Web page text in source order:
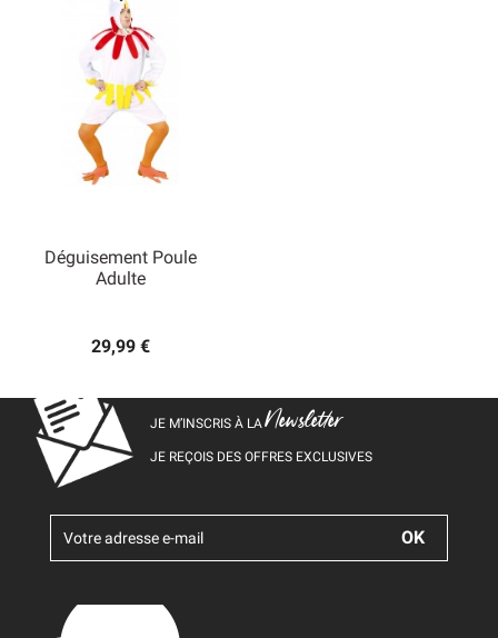
Déguisement Poule
Adulte
29,99 €
JE M’INSCRIS À LANewsletter
JE REÇOIS DES OFFRES EXCLUSIVES